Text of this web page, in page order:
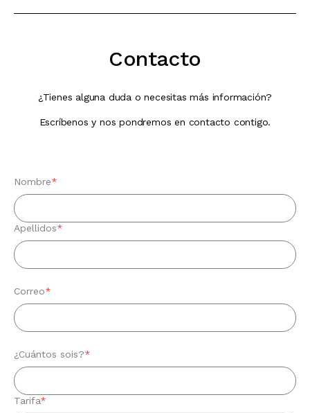
Contacto
¿Tienes alguna duda o necesitas más información?
Escríbenos y nos pondremos en contacto contigo.
Nombre*
Apellidos*
Correo*
¿Cuántos sois?*
Tarifa*